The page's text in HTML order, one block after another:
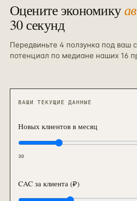
Оцените экономику
30 секунд
Передвиньте 4 ползунка под ваш
потенциал по медиане наших 16
ВАШИ ТЕКУЩИЕ ДАННЫЕ
Новых клиентов в месяц
30
CAC за клиента (₽)